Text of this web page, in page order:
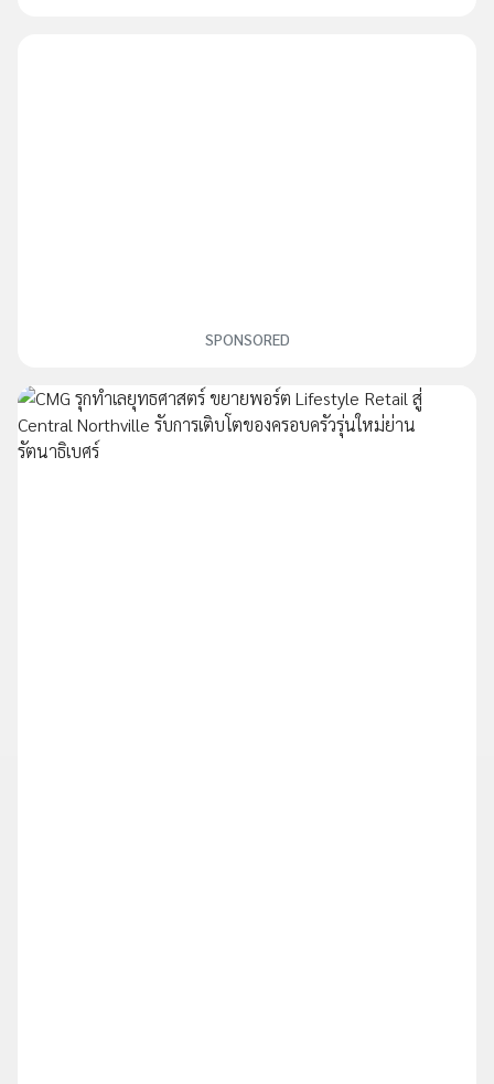
SPONSORED